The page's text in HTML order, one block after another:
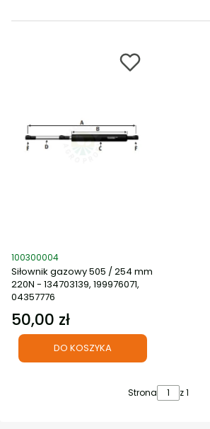
Kod produktu
100300004
Siłownik gazowy 505 / 254 mm
220N - 134703139, 199976071,
04357776
Cena
50,00 zł
DO KOSZYKA
Strona z 1